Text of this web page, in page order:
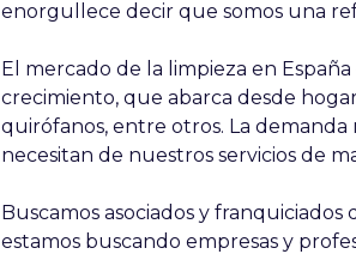
enorgullece decir que somos una
El mercado de la limpieza en
crecimiento, que abarca desde
quirófanos, entre otros. La
necesitan de nuestros servicios de
Buscamos asociados y
estamos buscando empresas y